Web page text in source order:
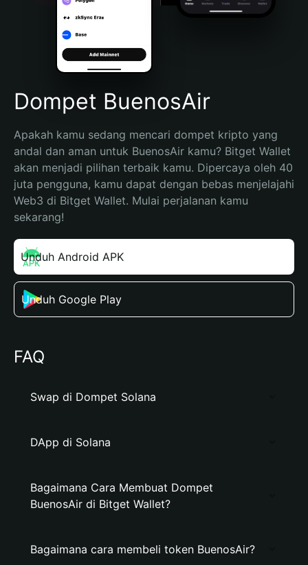
Português (Brasil)
Español (Argentina)
Dompet BuenosAir
Apakah kamu sedang mencari dompet kripto yang
andal dan aman untuk BuenosAir kamu? Bitget Wallet
akan menjadi pilihan terbaik kamu. Dipercaya oleh 40
juta pengguna, kamu dapat dengan bebas menjelajahi
Web3 di Bitget Wallet. Mulai perjalanan kamu
sekarang!
Unduh Android APK
Unduh Google Play
FAQ
Swap di Dompet Solana
DApp di Solana
Bagaimana Cara Membuat Dompet
BuenosAir di Bitget Wallet?
Bagaimana cara membeli token BuenosAir?